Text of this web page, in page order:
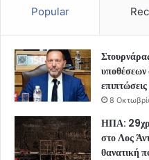
Popular
υποθέσεων
8
ΗΠΑ:
στο Λος
θανατική